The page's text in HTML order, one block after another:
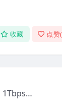
收藏 点赞(
级